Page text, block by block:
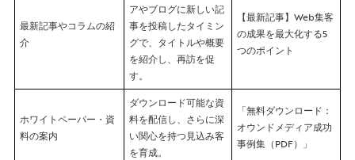
最新記事やコラムの紹
介
アやブログに新しい記
事を投稿したタイミン
グで、タイトルや概要
を紹介し、再訪を促
す。
【最新記事】Web集客
の成果を最大化する5
つのポイント
ホワイトペーパー・資
料の案内
ダウンロード可能な資
料を配信し、さらに深
い関心を持つ見込み客
を育成。
「無料ダウンロード：
オウンドメディア成功
事例集（PDF）」